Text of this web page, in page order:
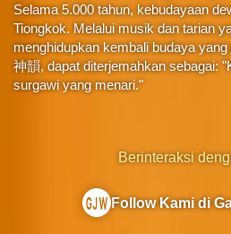
Selama 5.000 tahun, kebudayaan
Tiongkok. Melalui musik dan tarian
menghidupkan kembali budaya
神韻, dapat diterjemahkan sebagai:
surgawi yang menari."
Berinteraksi
Follow Kami di